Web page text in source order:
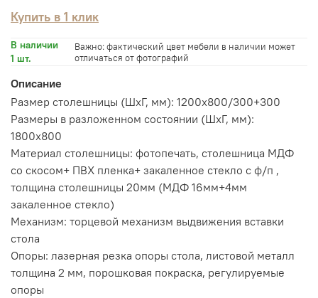
Купить в 1 клик
В наличии
1 шт.
Важно: фактический цвет мебели в наличии может
отличаться от фотографий
Описание
Размер столешницы (ШхГ, мм): 1200х800/300+300
Размеры в разложенном состоянии (ШхГ, мм):
1800х800
Материал столешницы: фотопечать, столешница МДФ
со скосом+ ПВХ пленка+ закаленное стекло с ф/п ,
толщина столешницы 20мм (МДФ 16мм+4мм
закаленное стекло)
Механизм: торцевой механизм выдвижения вставки
стола
Опоры: лазерная резка опоры стола, листовой металл
толщина 2 мм, порошковая покраска, регулируемые
опоры